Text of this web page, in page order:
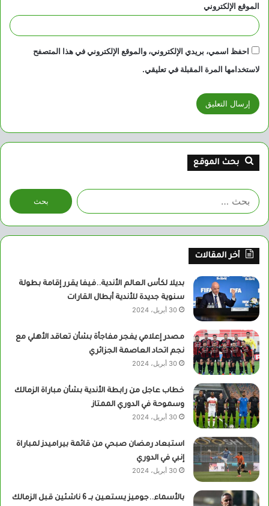
الموقع الإلكتروني
احفظ اسمي، بريدي الإلكتروني، والموقع الإلكتروني في هذا المتصفح
لاستخدامها المرة المقبلة في تعليقي.
بحث الموقع
البحث
عن:
أخر المقالات
بديلا لكأس العالم الأندية..فيفا يقرر إقامة بطولة
سنوية جديدة للأندية أبطال القارات
30 أبريل، 2024
مصدر إعلامي يفجر مفاجأة بشأن تعاقد الأهلي مع
نجم اتحاد العاصمة الجزائري
30 أبريل، 2024
خطاب عاجل من رابطة الأندية بشأن مباراة الزمالك
وسموحة في الدوري الممتاز
30 أبريل، 2024
استبعاد رمضان صبحي من قائمة بيراميدز لمباراة
إنبي في الدوري
30 أبريل، 2024
بالأسماء..جوميز يستعين بــ 6 ناشئين قبل الزمالك